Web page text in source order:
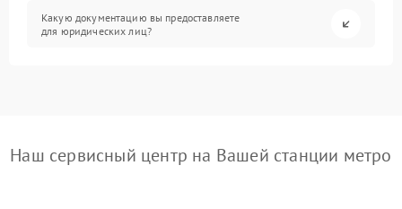
Какую документацию вы предоставляете
для юридических лиц?
Наш сервисный центр на Вашей станции метро